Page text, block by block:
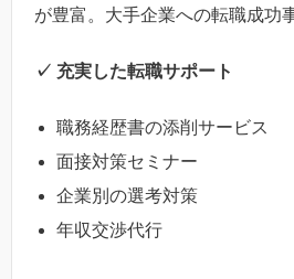
が豊富。大手企業への転職成功
✓ 充実した転職サポート
職務経歴書の添削サービス
面接対策セミナー
企業別の選考対策
年収交渉代行